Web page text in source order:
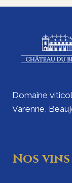
Domaine
Varenne,
Nos vins